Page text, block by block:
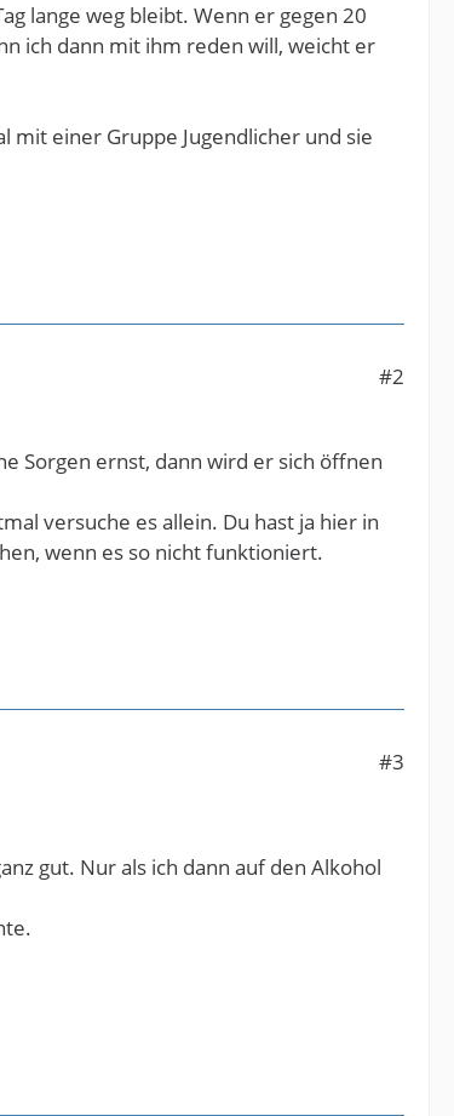
lange weg bleibt. Wenn er gegen 20
ich dann mit ihm reden will, weicht er
mit einer Gruppe Jugendlicher und sie
#2
Sorgen ernst, dann wird er sich öffnen
versuche es allein. Du hast ja hier in
wenn es so nicht funktioniert.
#3
gut. Nur als ich dann auf den Alkohol